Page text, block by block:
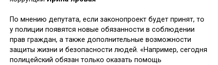
По мнению депутата, если законопроект будет принят, то
у полиции появятся новые обязанности в соблюдении
прав граждан, а также дополнительные возможности
защиты жизни и безопасности людей. «Например, сегодня
полицейский обязан только оказать помощь